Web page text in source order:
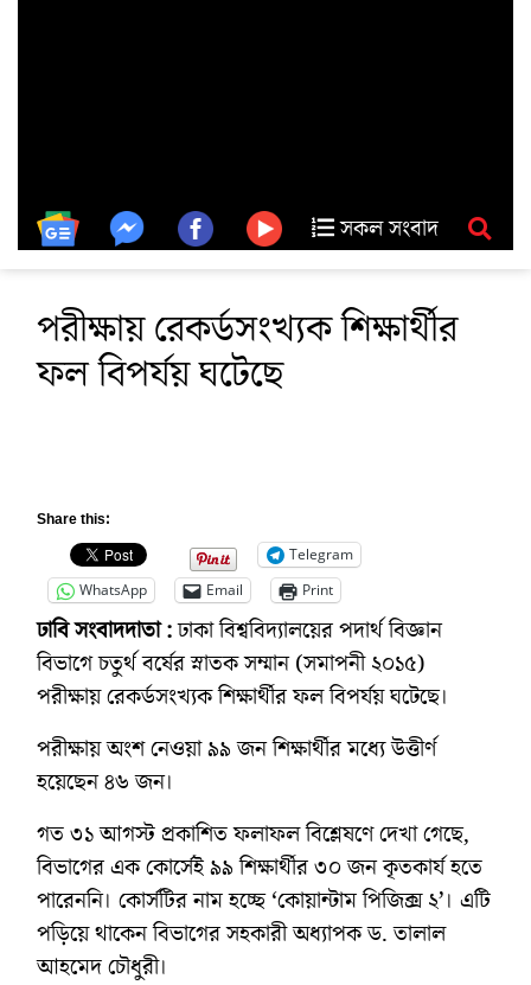
সকল সংবাদ
পরীক্ষায় রেকর্ডসংখ্যক শিক্ষার্থীর
ফল বিপর্যয় ঘটেছে
Share this:
Telegram
WhatsApp
Email Print
ঢাবি সংবাদদাতা :ঢাকা বিশ্ববিদ্যালয়ের পদার্থ বিজ্ঞান
বিভাগে চতুর্থ বর্ষের স্নাতক সম্মান (সমাপনী ২০১৫)
পরীক্ষায় রেকর্ডসংখ্যক শিক্ষার্থীর ফল বিপর্যয় ঘটেছে।
পরীক্ষায় অংশ নেওয়া ৯৯ জন শিক্ষার্থীর মধ্যে উত্তীর্ণ
হয়েছেন ৪৬ জন।
গত ৩১ আগস্ট প্রকাশিত ফলাফল বিশ্লেষণে দেখা গেছে,
বিভাগের এক কোর্সেই ৯৯ শিক্ষার্থীর ৩০ জন কৃতকার্য হতে
পারেননি। কোর্সটির নাম হচ্ছে ‘কোয়ান্টাম পিজিক্স ২’। এটি
পড়িয়ে থাকেন বিভাগের সহকারী অধ্যাপক ড. তালাল
আহমেদ চৌধুরী।